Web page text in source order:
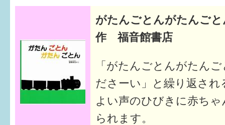
がたんごとんがたんご
作 福音館書店
「がたんごとんがたん
ださーい」と繰り返され
よい声のひびきに赤ち
られます。